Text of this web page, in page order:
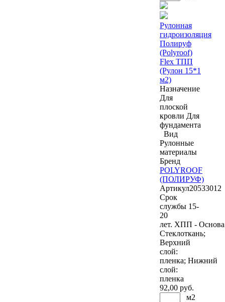
Рулонная
гидроизоляция
Полируф
(Polyroof)
Flex ТПП
(Рулон 15*1
м2)
Назначение
Для
плоской
кровли Для
фундамента
Вид
Рулонные
материалы
Бренд
POLYROOF
(ПОЛИРУФ)
Артикул20533012
Срок
службы 15-
20
лет. ХПП -
Стеклоткань;
Верхний
слой:
пленка; Нижний
слой:
пленка
92,00 руб.
м2